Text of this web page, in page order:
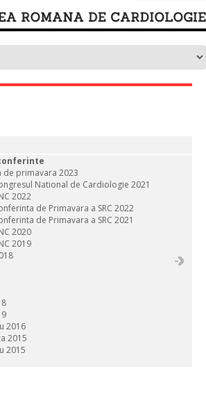
de primavara 2023
National de Cardiologie 2021
2022
de Primavara a SRC 2022
de Primavara a SRC 2021
2020
2019
2016
2015
2015